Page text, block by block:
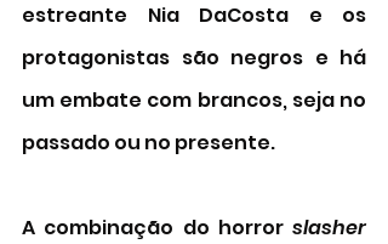
estreante Nia DaCosta e os
protagonistas são negros e há
um embate com brancos, seja no
passado ou no presente.
A combinação do horror
slasher